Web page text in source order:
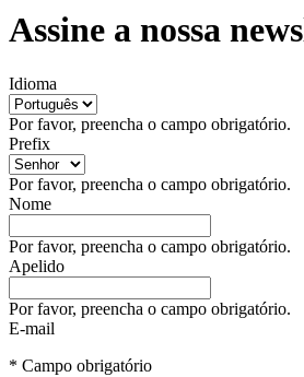
Assine a nossa
Idioma
Por favor, preencha o campo obrigatório.
Prefix
Por favor, preencha o campo obrigatório.
Nome
Por favor, preencha o campo obrigatório.
Apelido
Por favor, preencha o campo obrigatório.
E-mail
* Campo obrigatório